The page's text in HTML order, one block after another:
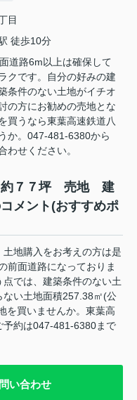
目
徒歩10分
道路6m以上は確保して
クです。自分の好みの建
条件のない土地がイチオ
の方にお勧めの売地とな
買うなら東葉高速鉄道八
か。047-481-6380から
わせください。
約７７坪 売地 建
メント(おすすめポ
地購入をお考えの方は是
前面道路になっておりま
では、建築条件のない土
い土地面積257.38㎡(公
を買いませんか。東葉高
予約は047-481-6380まで
い合わせ